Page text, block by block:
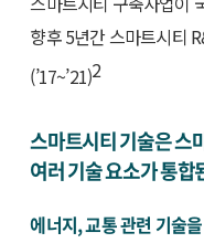
향후 5년간 스마트시티
(’17~’21)2
스마트시티 기술은 스
여러 기술 요소가 통합
에너지, 교통 관련 기술